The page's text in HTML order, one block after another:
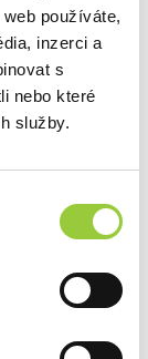
používáte,
inzerci a
s
nebo které
služby.
Z